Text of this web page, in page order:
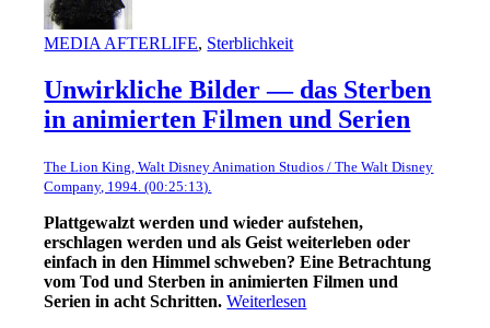
MEDIA AFTERLIFE, Sterblichkeit
Unwirkliche Bilder — das Sterben
in animierten Filmen und Serien
The Lion King, Walt Disney Animation Studios / The Walt Disney
Company, 1994. (00:25:13).
Plattgewalzt werden und wieder aufstehen,
erschlagen werden und als Geist weiterleben oder
einfach in den Himmel schweben? Eine Betrachtung
vom Tod und Sterben in animierten Filmen und
Serien in acht Schritten. Weiterlesen